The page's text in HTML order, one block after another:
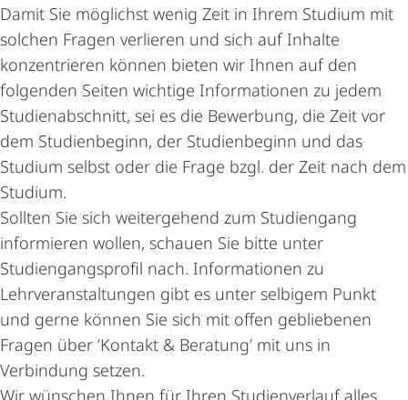
Damit Sie möglichst wenig Zeit in Ihrem Studium mit
solchen Fragen verlieren und sich auf Inhalte
konzentrieren können bieten wir Ihnen auf den
folgenden Seiten wichtige Informationen zu jedem
Studienabschnitt, sei es die Bewerbung, die Zeit vor
dem Studienbeginn, der Studienbeginn und das
Studium selbst oder die Frage bzgl. der Zeit nach dem
Studium.
Sollten Sie sich weitergehend zum Studiengang
informieren wollen, schauen Sie bitte unter
Studiengangsprofil nach. Informationen zu
Lehrveranstaltungen gibt es unter selbigem Punkt
und gerne können Sie sich mit offen gebliebenen
Fragen über ’Kontakt & Beratung’ mit uns in
Verbindung setzen.
Wir wünschen Ihnen für Ihren Studienverlauf alles